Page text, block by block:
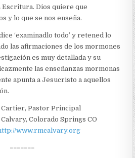
Dios quiere que
y lo que se nos enseña.
‘examinadlo todo’ y retened lo
las afirmaciones de los mormones
es muy detallada y su
las enseñanzas mormonas
apunta a Jesucristo a aquellos
Pastor Principal
Colorado Springs CO
www.rmcalvary.org
=======